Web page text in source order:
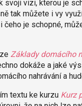
svoji vizi, kterou je
tak můžete i vy
čeho je schopné,
Základy domácího
dokáže a jaké
nahrávání a
textu ke kurzu Kurz